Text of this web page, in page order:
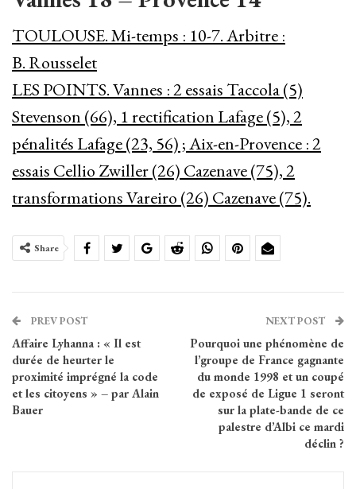
TOULOUSE. Mi-temps : 10-7. Arbitre :
B. Rousselet
LES POINTS. Vannes : 2 essais Taccola (5)
Stevenson (66), 1 rectification Lafage (5), 2
pénalités Lafage (23, 56) ; Aix-en-Provence : 2
essais Cellio Zwiller (26) Cazenave (75), 2
transformations Vareiro (26) Cazenave (75).
Share
PREV POST
Affaire Lyhanna : « Il est
durée de heurter le
proximité imprégné la code
et les citoyens » – par Alain
Bauer
NEXT POST
Pourquoi une phénomène de
l’groupe de France gagnante
du monde 1998 et un coupé
de exposé de Ligue 1 seront
sur la plate-bande de ce
palestre d’Albi ce mardi
déclin ?